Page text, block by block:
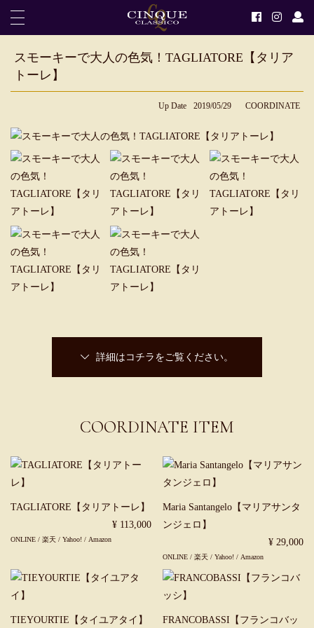
スモーキーで大人の色気！TAGLIATORE【タリア
トーレ】
Up Date 2019/05/29 COORDINATE
詳細はコチラをご覧ください。
COORDINATE ITEM
TAGLIATORE【タリアトーレ】
¥ 113,000
ONLINE / 楽天 / Yahoo! / Amazon
Maria Santangelo【マリアサンタ
ンジェロ】
¥ 29,000
ONLINE /楽天/Yahoo! / Amazon
TIEYOURTIE【タイユアタイ】 FRANCOBASSI【フランコバッ